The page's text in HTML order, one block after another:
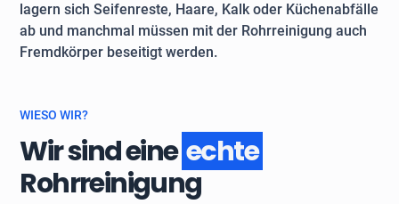
lagern sich Seifenreste, Haare, Kalk oder Küchenabfälle
ab und manchmal müssen mit der Rohrreinigung auch
Fremdkörper beseitigt werden.
WIESO WIR?
Wir sind eineechte
Rohrreinigung